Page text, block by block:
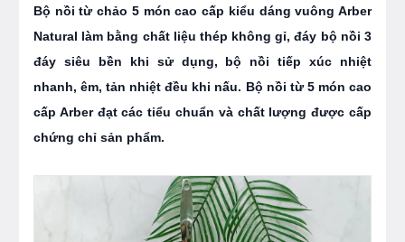
Bộ nồi từ chảo 5 món cao cấp kiểu dáng vuông Arber
Natural làm bằng chất liệu thép không gỉ, đáy bộ nồi 3
đáy siêu bền khi sử dụng, bộ nồi tiếp xúc nhiệt
nhanh, êm, tản nhiệt đều khi nấu. Bộ nồi từ 5 món cao
cấp Arber đạt các tiểu chuẩn và chất lượng được cấp
chứng chỉ sản phẩm.